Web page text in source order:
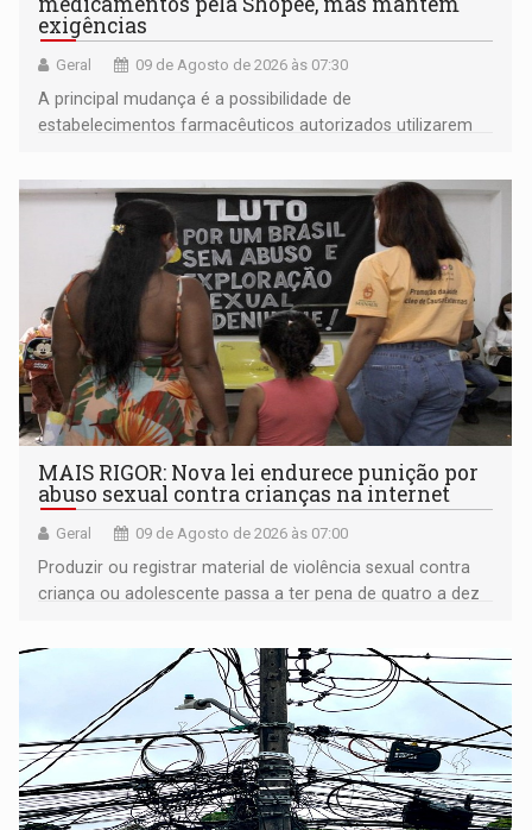
exigências
Geral 09 de Agosto de 2026 às 07:30
A principal mudança é a possibilidade de
estabelecimentos farmacêuticos autorizados utilizarem
MAIS RIGOR: Nova lei endurece punição por
abuso sexual contra crianças na internet
Geral 09 de Agosto de 2026 às 07:00
Produzir ou registrar material de violência sexual contra
criança ou adolescente passa a ter pena de quatro a dez